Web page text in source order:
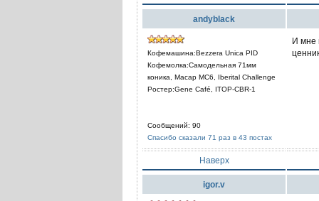
andyblack
Кофемашина:Bezzera Unica PID
Кофемолка:Самодельная 71мм
коника, Macap MC6, Iberital Challenge
Ростер:Gene Café, ITOP-CBR-1
Сообщений: 90
Спасибо сказали 71 раз в 43 постах
И мне
Наверх
igor.v